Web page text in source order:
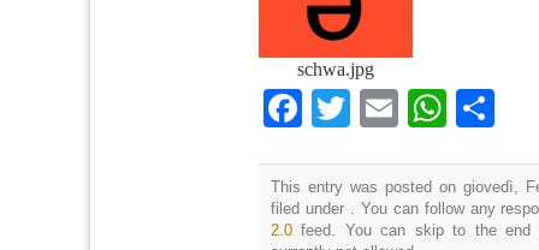
schwa.jpg
Facebook
TwitterEmail
This entry was posted on giovedì,
filed under . You can follow any
2.0 feed. You can skip to the end